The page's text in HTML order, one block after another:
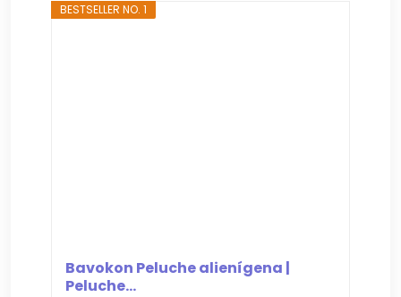
BESTSELLER NO. 1
Bavokon Peluche alienígena |
Peluche...